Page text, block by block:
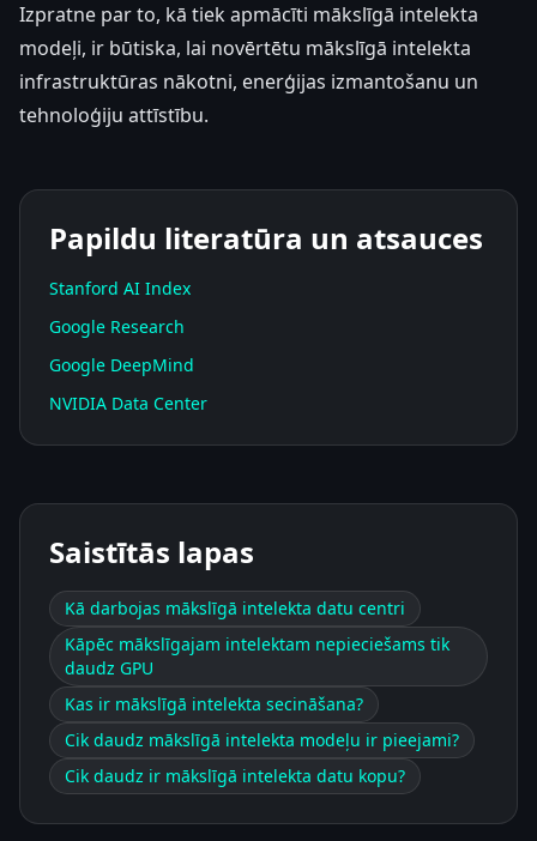
Izpratne par to, kā tiek apmācīti mākslīgā intelekta
modeļi, ir būtiska, lai novērtētu mākslīgā intelekta
infrastruktūras nākotni, enerģijas izmantošanu un
tehnoloģiju attīstību.
Papildu literatūra un atsauces
Stanford AI Index
Google Research
Google DeepMind
NVIDIA Data Center
Saistītās lapas
Kā darbojas mākslīgā intelekta datu centri
Kāpēc mākslīgajam intelektam nepieciešams tik
daudz GPU
Kas ir mākslīgā intelekta secināšana?
Cik daudz mākslīgā intelekta modeļu ir pieejami?
Cik daudz ir mākslīgā intelekta datu kopu?